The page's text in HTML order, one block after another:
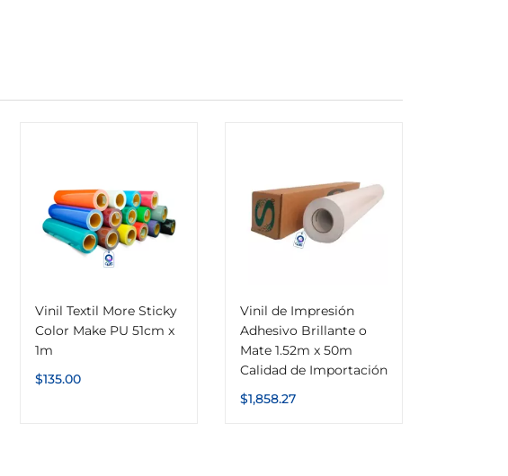
Vinil Textil More Sticky
Color Make PU 51cm x
1m
$135.00
Vinil de Impresión
Adhesivo Brillante o
Mate 1.52m x 50m
Calidad de Importación
$1,858.27